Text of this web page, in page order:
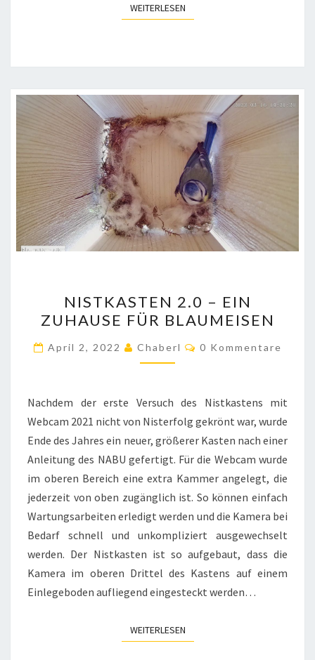
WEITERLESENWEITERLESEN
2.0
–
EIN
ZUHAUSE
BLAUMEISEN
NISTKASTEN 2.0 – EIN
ZUHAUSE FÜR BLAUMEISEN
April 2, 2022 Chaberl Kommentare
0 Kommentare
Nachdem der erste Versuch des Nistkastens mit
Webcam 2021 nicht von Nisterfolg gekrönt war, wurde
Ende des Jahres ein neuer, größerer Kasten nach einer
Anleitung des NABU gefertigt. Für die Webcam wurde
im oberen Bereich eine extra Kammer angelegt, die
jederzeit von oben zugänglich ist. So können einfach
Wartungsarbeiten erledigt werden und die Kamera bei
Bedarf schnell und unkompliziert ausgewechselt
werden. Der Nistkasten ist so aufgebaut, dass die
Kamera im oberen Drittel des Kastens auf einem
Einlegeboden aufliegend eingesteckt werden…
WEITERLESENWEITERLESEN